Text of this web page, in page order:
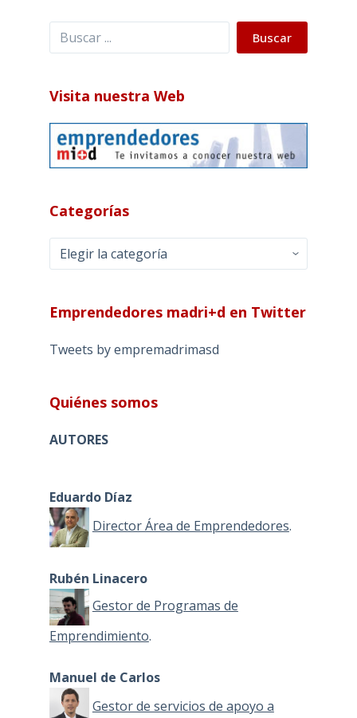
Buscar Buscar
Visita nuestra Web
Categorías
Categorías
Emprendedores madri+d en Twitter
Tweets by empremadrimasd
Quiénes somos
AUTORES
Eduardo Díaz
Director Área de Emprendedores.
Rubén Linacero
Gestor de Programas de
Emprendimiento.
Manuel de Carlos
Gestor de servicios de apoyo a